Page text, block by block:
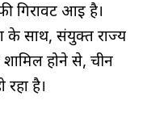
गिरावट आई है।
के साथ, संयुक्त राज्य
होने से, चीन
है।